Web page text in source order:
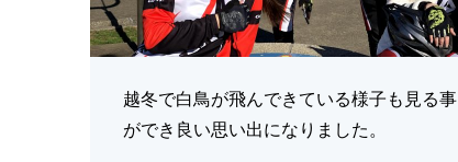
越冬で白鳥が飛んできている様子も見る事
ができ良い思い出になりました。